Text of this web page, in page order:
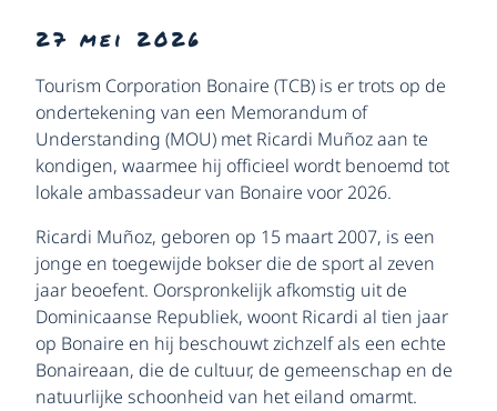
27 mei 2026
Tourism Corporation Bonaire (TCB) is er trots op de
ondertekening van een Memorandum of
Understanding (MOU) met Ricardi Muñoz aan te
kondigen, waarmee hij officieel wordt benoemd tot
lokale ambassadeur van Bonaire voor 2026.
Ricardi Muñoz, geboren op 15 maart 2007, is een
jonge en toegewijde bokser die de sport al zeven
jaar beoefent. Oorspronkelijk afkomstig uit de
Dominicaanse Republiek, woont Ricardi al tien jaar
op Bonaire en hij beschouwt zichzelf als een echte
Bonaireaan, die de cultuur, de gemeenschap en de
natuurlijke schoonheid van het eiland omarmt.